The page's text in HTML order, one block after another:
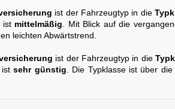
ist der Fahrzeugtyp in die
ist mittelmäßig . Mit Blick auf die
leichten Abwärtstrend.
ist der Fahrzeugtyp in die
istsehr günstig. Die Typklasse ist über